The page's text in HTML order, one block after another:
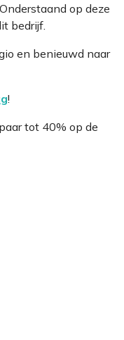
op deze
bedrijf.
en benieuwd naar
!
tot 40% op de